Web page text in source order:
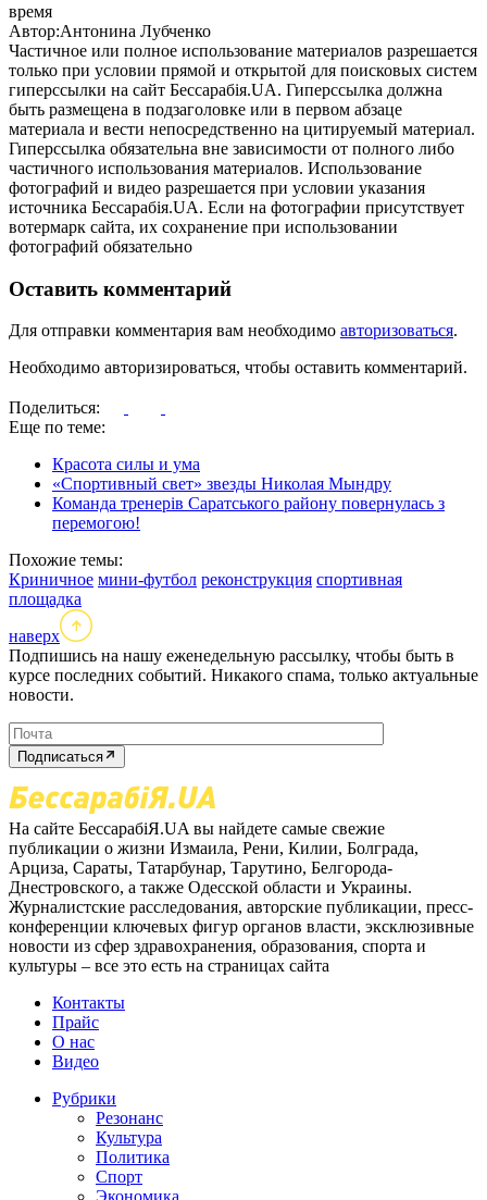
время
Автор:Антонина Лубченко
Частичное или полное использование материалов разрешается
только при условии прямой и открытой для поисковых систем
гиперссылки на сайт Бессарабія.UA. Гиперссылка должна
быть размещена в подзаголовке или в первом абзаце
материала и вести непосредственно на цитируемый материал.
Гиперссылка обязательна вне зависимости от полного либо
частичного использования материалов. Использование
фотографий и видео разрешается при условии указания
источника Бессарабія.UA. Если на фотографии присутствует
вотермарк сайта, их сохранение при использовании
фотографий обязательно
Оставить комментарий
Для отправки комментария вам необходимо авторизоваться.
Необходимо авторизироваться, чтобы оставить комментарий.
Поделиться:
Еще по теме:
Красота силы и ума
«Спортивный свет» звезды Николая Мындру
Команда тренерів Саратського району повернулась з
перемогою!
Похожие темы:
Криничное мини-футбол реконструкция спортивная
площадка
наверх
Подпишись на нашу еженедельную рассылку, чтобы быть в
курсе последних событий. Никакого спама, только актуальные
новости.
Подписаться
На сайте БессарабіЯ.UA вы найдете самые свежие
публикации о жизни Измаила, Рени, Килии, Болграда,
Арциза, Сараты, Татарбунар, Тарутино, Белгорода-
Днестровского, а также Одесской области и Украины.
Журналистские расследования, авторские публикации, пресс-
конференции ключевых фигур органов власти, эксклюзивные
новости из сфер здравохранения, образования, спорта и
культуры – все это есть на страницах сайта
Контакты
Прайс
О нас
Видео
Рубрики
Резонанс
Культура
Политика
Спорт